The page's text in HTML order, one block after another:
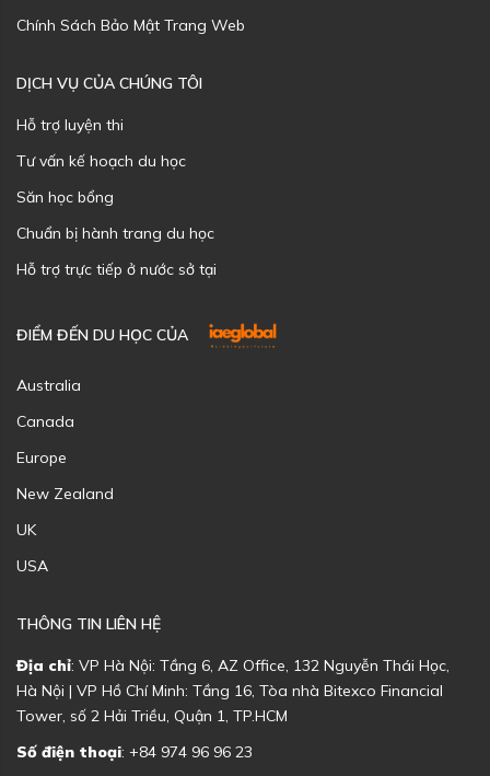
Chính Sách Bảo Mật Trang Web
DỊCH VỤ CỦA CHÚNG TÔI
Hỗ trợ luyện thi
Tư vấn kế hoạch du học
Săn học bổng
Chuẩn bị hành trang du học
Hỗ trợ trực tiếp ở nước sở tại
ĐIỂM ĐẾN DU HỌC CỦA
Australia
Canada
Europe
New Zealand
UK
USA
THÔNG TIN LIÊN HỆ
Địa chỉ: VP Hà Nội: Tầng 6, AZ Office, 132 Nguyễn Thái Học,
Hà Nội | VP Hồ Chí Minh: Tầng 16, Tòa nhà Bitexco Financial
Tower, số 2 Hải Triều, Quận 1, TP.HCM
Số điện thoại: +84 974 96 96 23